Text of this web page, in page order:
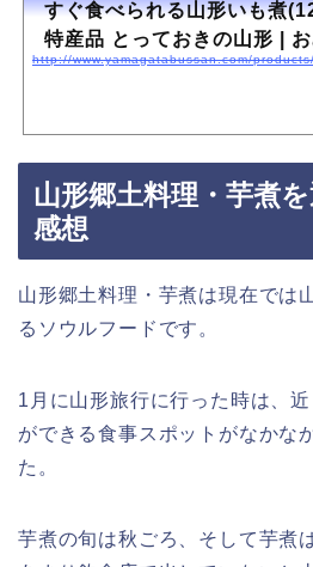
すぐ食べられる山形いも煮
特産品 とっておきの山形 |
山形郷土料理・芋煮
感想
山形郷土料理・芋煮は現在では
るソウルフードです。
1月に山形旅行に行った時は、
ができる食事スポットがなかな
た。
芋煮の旬は秋ごろ、そして芋煮